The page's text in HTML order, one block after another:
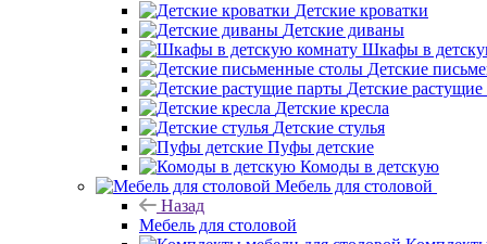
Детские кроватки
Детские диваны
Шкафы в
Детские
Детские
Детские кресла
Детские стулья
Пуфы детские
Комоды в детскую
Мебель для столовой
Назад
Мебель для столовой